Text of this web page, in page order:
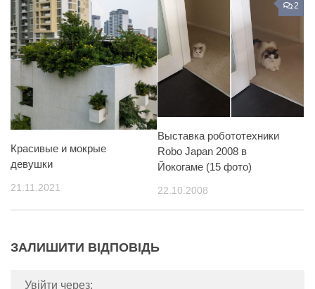
Красивые и мокрые
девушки
21.11.2021
2
Выставка робототехники
Robo Japan 2008 в
Йокогаме (15 фото)
22.10.2008
ЗАЛИШИТИ ВІДПОВІДЬ
Увійти через: